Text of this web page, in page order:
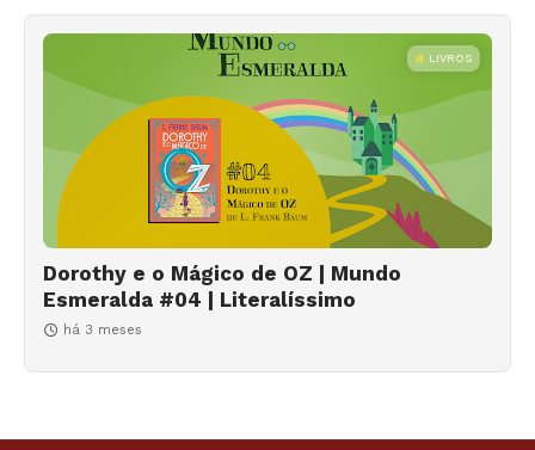
LIVROS
Dorothy e o Mágico de OZ | Mundo
Esmeralda #04 | Literalíssimo
há 3 meses